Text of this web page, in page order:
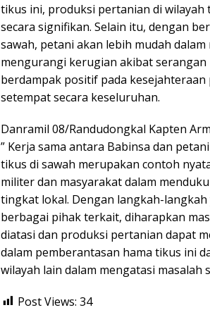
tikus ini, produksi pertanian di
secara signifikan. Selain itu, dengan
sawah, petani akan lebih mudah
mengurangi kerugian akibat serangan
berdampak positif pada
setempat secara keseluruhan.
Danramil 08/Randudongkal Kapten
” Kerja sama antara Babinsa dan
tikus di sawah merupakan contoh
militer dan masyarakat dalam
tingkat lokal. Dengan langkah-
berbagai pihak terkait, diharapkan
diatasi dan produksi pertanian dapat
dalam pemberantasan hama tikus ini
wilayah lain dalam mengatasi masalah
Post Views: 34